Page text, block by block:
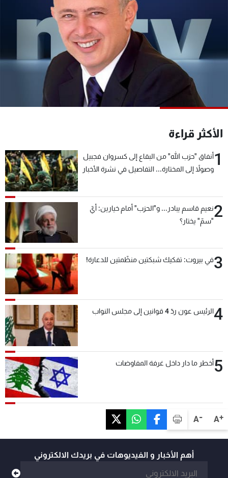
A+
A-
الأكثر قراءة
1أنفاق "حزب الله" من البقاع إلى كسروان فجبيل
وصولاً إلى المختارة... التفاصيل في نشرة الأخبار
2نعيم قاسم يبادر... و"الحزب" أمام خيارين: أيّ
"سمّ" يختار؟
3في بيروت: تفكيك شبكتين منظّمتين للدعارة!
4الرئيس عون ردّ 4 قوانين إلى مجلس النواب
5أخطر ما دار داخل غرفة المفاوضات
أهم الأخبار و الفيديوهات في بريدك الالكتروني
جدول البرامج
شاهد البرامج
الترددات
لاعلاناتكم
وظائف
تواصل معنا
شروط الإسـتخدام